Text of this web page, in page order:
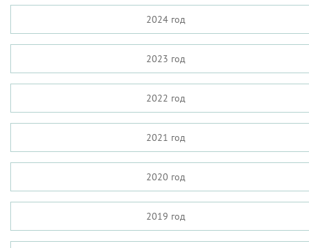
2024 год
2023 год
2022 год
2021 год
2020 год
2019 год